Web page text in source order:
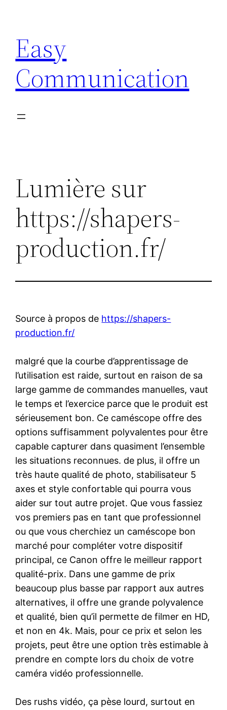
contenu
Easy
Communication
Lumière sur
https://shapers-
production.fr/
Source à propos de https://shapers-
production.fr/
malgré que la courbe d’apprentissage de
l’utilisation est raide, surtout en raison de sa
large gamme de commandes manuelles, vaut
le temps et l’exercice parce que le produit est
sérieusement bon. Ce caméscope offre des
options suffisamment polyvalentes pour être
capable capturer dans quasiment l’ensemble
les situations reconnues. de plus, il offre un
très haute qualité de photo, stabilisateur 5
axes et style confortable qui pourra vous
aider sur tout autre projet. Que vous fassiez
vos premiers pas en tant que professionnel
ou que vous cherchiez un caméscope bon
marché pour compléter votre dispositif
principal, ce Canon offre le meilleur rapport
qualité-prix. Dans une gamme de prix
beaucoup plus basse par rapport aux autres
alternatives, il offre une grande polyvalence
et qualité, bien qu’il permette de filmer en HD,
et non en 4k. Mais, pour ce prix et selon les
projets, peut être une option très estimable à
prendre en compte lors du choix de votre
caméra vidéo professionnelle.
Des rushs vidéo, ça pèse lourd, surtout en